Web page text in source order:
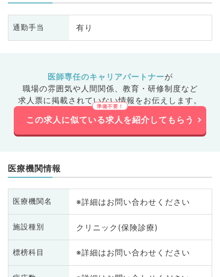
通勤手当 有り
医師専任のキャリアパートナーが
職場の雰囲気や人間関係、 教育・研修制度など
求人票に掲載されていない情報をお伝えします。
この求人に似ている求人を紹介してもらう
医療機関情報
医療機関名 ※詳細はお問い合わせください
施設種別 クリニック(保険診療)
標榜科目 ※詳細はお問い合わせください